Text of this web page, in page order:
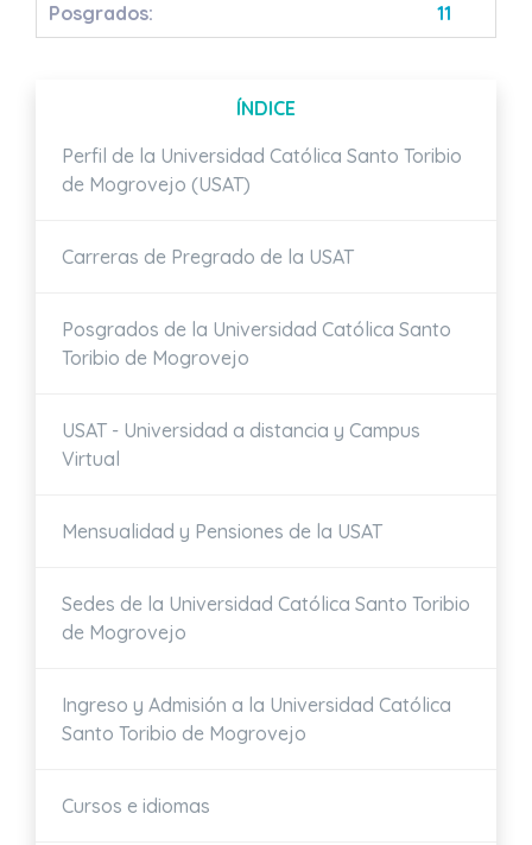
Posgrados:
11
ÍNDICE
Perfil de la Universidad Católica Santo Toribio
de Mogrovejo (USAT)
Carreras de Pregrado de la USAT
Posgrados de la Universidad Católica Santo
Toribio de Mogrovejo
USAT - Universidad a distancia y Campus
Virtual
Mensualidad y Pensiones de la USAT
Sedes de la Universidad Católica Santo Toribio
de Mogrovejo
Ingreso y Admisión a la Universidad Católica
Santo Toribio de Mogrovejo
Cursos e idiomas